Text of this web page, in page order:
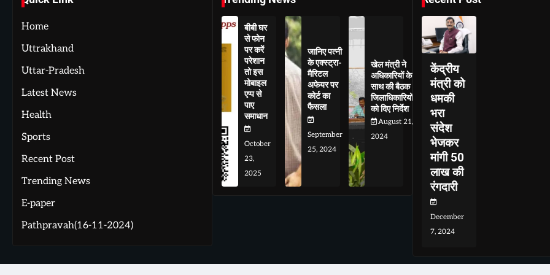
Home
Uttrakhand
Uttar-Pradesh
Latest News
Health
Sports
Recent Post
Trending News
E-paper
Pathpravah(16-11-2024)
बीबी घर
से फोन
पर करें
परेशान
तो इस
मोबाइल
एप्प से
पाए
समाधान
October
23,
2025
जानिए पत्नी
के एक्स्ट्रा-
मैरिटल
अफेयर पर
कोर्ट का
फैसला
September
25, 2024
खेल मंत्री ने
अधिकारियों के
साथ की बैठक
जिलाधिकारियों
को दिए निर्देश
August 21,
2024
केंद्रीय
मंत्री को
धमकी
भरा
संदेश
भेजकर
मांगी 50
लाख की
रंगदारी
December
7, 2024